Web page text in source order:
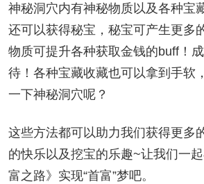
神秘洞穴内有神秘物质以及各种宝
还可以获得秘宝，秘宝可产生更多
物质可提升各种获取金钱的buff！
待！各种宝藏收藏也可以拿到手软
一下神秘洞穴呢？
这些方法都可以助力我们获得更多
的快乐以及挖宝的乐趣~让我们一
富之路》实现“首富”梦吧。